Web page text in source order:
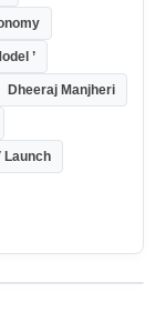
’
Dheeraj Manjheri
Launch